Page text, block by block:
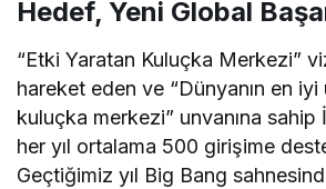
Hedef, Yeni Global
“Etki Yaratan Kuluçka Merkezi”
hareket eden ve “Dünyanın en
kuluçka merkezi” unvanına
her yıl ortalama 500 girişime
Geçtiğimiz yıl Big Bang